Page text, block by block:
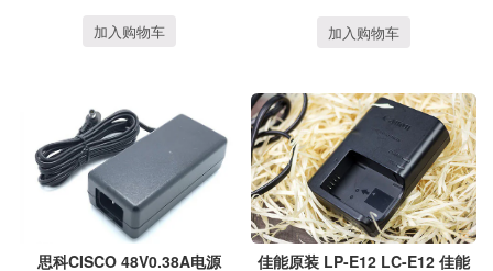
加入购物车 加入购物车
思科CISCO 48V0.38A电源
佳能原装 LP-E12 LC-E12 佳能